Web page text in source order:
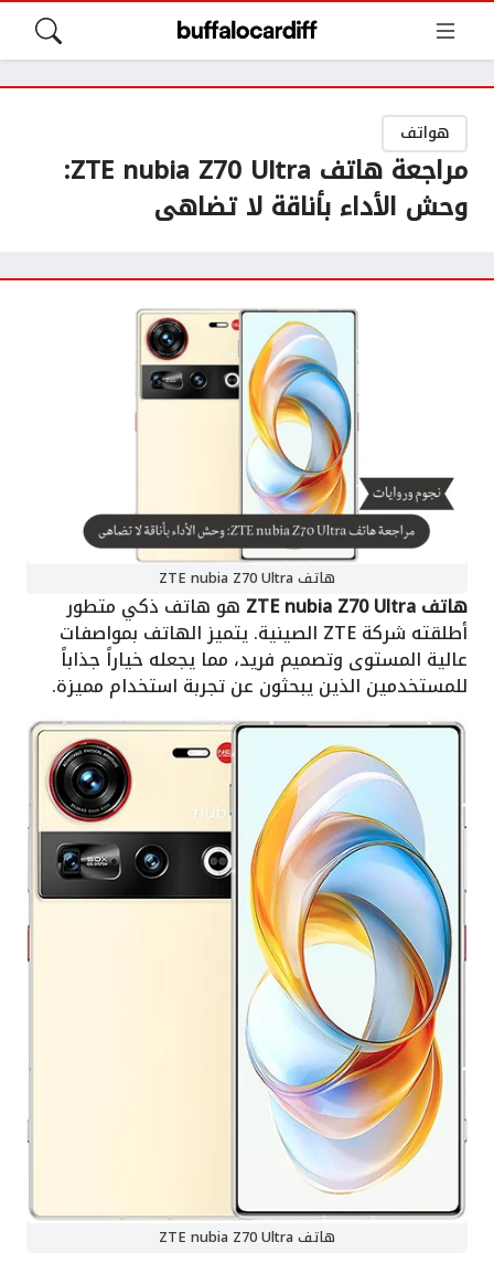
هواتف
مراجعة هاتف ZTE nubia Z70 Ultra:
وحش الأداء بأناقة لا تضاهى
هاتف ZTE nubia Z70 Ultra
هاتف ZTE nubia Z70 Ultra هو هاتف ذكي متطور
أطلقته شركة ZTE الصينية. يتميز الهاتف بمواصفات
عالية المستوى وتصميم فريد، مما يجعله خياراً جذاباً
للمستخدمين الذين يبحثون عن تجربة استخدام مميزة.
هاتف ZTE nubia Z70 Ultra